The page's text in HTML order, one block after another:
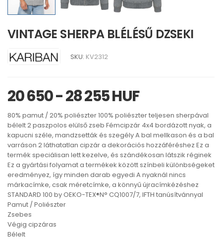
VINTAGE SHERPA BLÉLÉSŰ DZSEKI
SKU: KV2312
20 650 - 28 255 HUF
80% pamut / 20% poliészter 100% poliészter teljesen sherpával
bélelt 2 paszpolos elülső zseb Fémcipzár 4x4 bordázott nyak, a
kapucni széle, mandzsetták és szegély A bal mellkason és a bal
varráson 2 láthatatlan cipzár a dekorációs hozzáféréshez Ez a
termék speciálisan lett kezelve, és szándékosan látszik réginek
Ez a gyártási folyamat a termékek között színbeli különbségeket
eredményez, így minden darab egyedi A nyaknál nincs
márkacímke, csak méretcímke, a könnyű újracímkézéshez
STANDARD 100 by OEKO-TEX®N° CQ1007/7, IFTH tanúsítvánnyal
Pamut / Poliészter
Zsebes
Végig cipzáras
Bélelt